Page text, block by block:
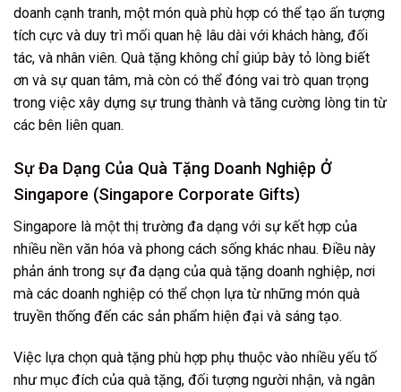
doanh cạnh tranh, một món quà phù hợp có thể tạo ấn tượng
tích cực và duy trì mối quan hệ lâu dài với khách hàng, đối
tác, và nhân viên. Quà tặng không chỉ giúp bày tỏ lòng biết
ơn và sự quan tâm, mà còn có thể đóng vai trò quan trọng
trong việc xây dựng sự trung thành và tăng cường lòng tin từ
các bên liên quan.
Sự Đa Dạng Của Quà Tặng Doanh Nghiệp Ở
Singapore (Singapore Corporate Gifts)
Singapore là một thị trường đa dạng với sự kết hợp của
nhiều nền văn hóa và phong cách sống khác nhau. Điều này
phản ánh trong sự đa dạng của quà tặng doanh nghiệp, nơi
mà các doanh nghiệp có thể chọn lựa từ những món quà
truyền thống đến các sản phẩm hiện đại và sáng tạo.
Việc lựa chọn quà tặng phù hợp phụ thuộc vào nhiều yếu tố
như mục đích của quà tặng, đối tượng người nhận, và ngân